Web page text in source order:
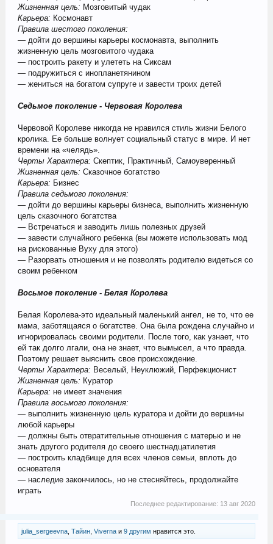
Жизненная цель: Мозговитый чудак
Карьера: Космонавт
Правила шестого поколения:
— дойти до вершины карьеры космонавта, выполнить
жизненную цель мозговитого чудака
— построить ракету и улететь на Сиксам
— подружиться с инопланетянином
— жениться на богатом супруге и завести троих детей
Седьмое поколение - Червовая Королева
Червовой Королеве никогда не нравился стиль жизни Белого
кролика. Ее больше волнует социальный статус в мире. И нет
времени на «челядь».
Черты Характера: Скептик, Практичный, Самоуверенный
Жизненная цель: Сказочное богатство
Карьера: Бизнес
Правила седьмого поколения:
— дойти до вершины карьеры бизнеса, выполнить жизненную
цель сказочного богатства
— Встречаться и заводить лишь полезных друзей
— завести случайного ребенка (вы можете использовать мод
на рискованные Вуху для этого)
— Разорвать отношения и не позволять родителю видеться со
своим ребенком
Восьмое поколение - Белая Королева
Белая Королева-это идеальный маленький ангел, не то, что ее
мама, заботящаяся о богатстве. Она была рождена случайно и
игнорировалась своими родители. После того, как узнает, что
ей так долго лгали, она не знает, что вымысел, а что правда.
Поэтому решает выяснить свое происхождение.
Черты Характера: Веселый, Неуклюжий, Перфекционист
Жизненная цель: Куратор
Карьера: не имеет значения
Правила восьмого поколения:
— выполнить жизненную цель куратора и дойти до вершины
любой карьеры
— должны быть отвратительные отношения с матерью и не
знать другого родителя до своего шестнадцатилетия
— построить кладбище для всех членов семьи, вплоть до
основателя
— наследие закончилось, но не стесняйтесь, продолжайте
играть
Последнее редактирование: 13 авг 2020
julia_sergeevna, Тайин, Vivernaи 9 другим нравится это.